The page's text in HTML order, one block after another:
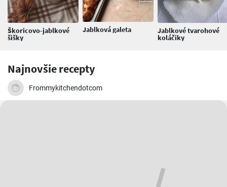
Škoricovo-jablkové
šišky
Jablková galeta Jablkové tvarohové
koláčiky
Najnovšie recepty
Frommykitchendotcom